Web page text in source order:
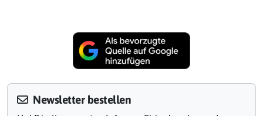
Newsletter bestellen